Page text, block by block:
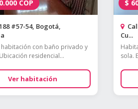
COP
#57-54, Bogotá,
con baño privado y
residencial...
Ver habitación
$
Cu...
sola.